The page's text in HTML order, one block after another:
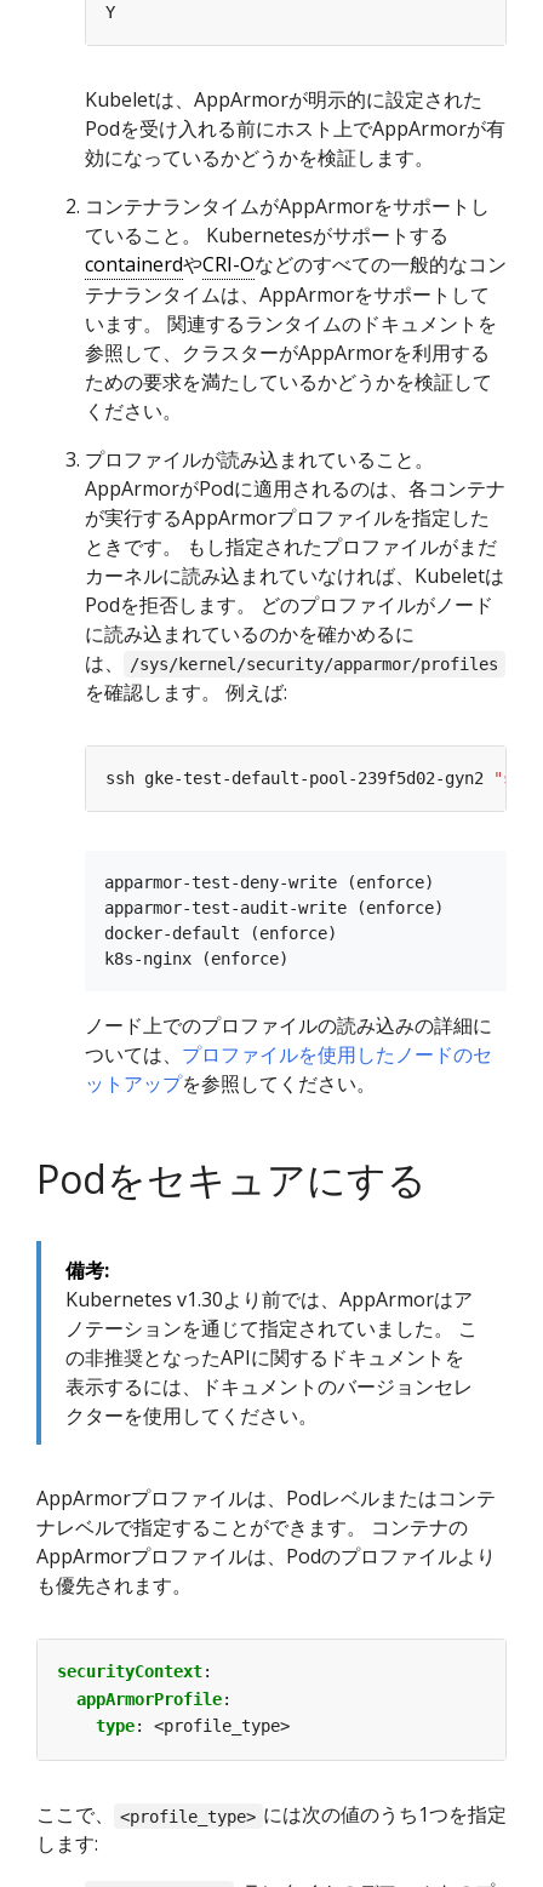
Kubeletは、AppArmorが明示的に設定された
Podを受け入れる前にホスト上でAppArmorが有
効になっているかどうかを検証します。
コンテナランタイムがAppArmorをサポートし
ていること。 Kubernetesがサポートする
containerdやCRI-Oなどのすべての一般的なコン
テナランタイムは、AppArmorをサポートして
います。 関連するランタイムのドキュメントを
参照して、クラスターがAppArmorを利用する
ための要求を満たしているかどうかを検証して
ください。
プロファイルが読み込まれていること。
AppArmorがPodに適用されるのは、各コンテナ
が実行するAppArmorプロファイルを指定した
ときです。 もし指定されたプロファイルがまだ
カーネルに読み込まれていなければ、Kubeletは
Podを拒否します。 どのプロファイルがノード
に読み込まれているのかを確かめるに
は、
/sys/kernel/security/apparmor/profiles
を確認します。 例えば:
ssh gke-test-default-pool-239f5d02-gyn2
apparmor-test-deny-write (enforce)
apparmor-test-audit-write (enforce)
docker-default (enforce)
ノード上でのプロファイルの読み込みの詳細に
ついては、 プロファイルを使用したノードのセ
ットアップを参照してください。
Podをセキュアにする
備考:
Kubernetes v1.30より前では、AppArmorはア
ノテーションを通じて指定されていました。 こ
の非推奨となったAPIに関するドキュメントを
表示するには、ドキュメントのバージョンセレ
クターを使用してください。
AppArmorプロファイルは、Podレベルまたはコンテ
ナレベルで指定することができます。 コンテナの
AppArmorプロファイルは、Podのプロファイルより
も優先されます。
securityContext:
appArmorProfile:
type: <profile_type>
ここで、 <profile_type> には次の値のうち1つを指定
します: